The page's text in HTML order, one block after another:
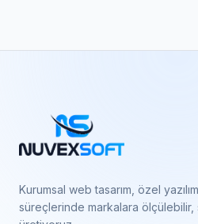
Kurumsal web tasarım, özel
süreçlerinde markalara